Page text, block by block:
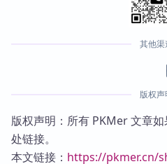
其他渠
版权声
版权声明：所有 PKMer 文章
处链接。
本文链接： https://pkmer.cn/